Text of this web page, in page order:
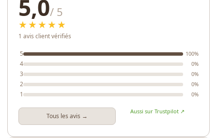
5,0/ 5
★★★★★
1 avis client vérifiés
5 100%
4 0%
3 0%
2 0%
1 0%
Tous les avis →
Aussi sur Trustpilot ↗